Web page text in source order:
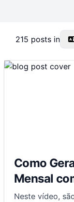
215 posts in
Como
Mensal
Neste vídeo,